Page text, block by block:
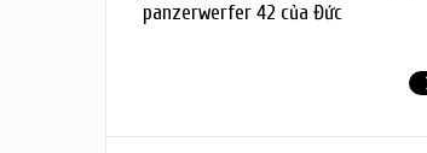
panzerwerfer 42 của Đức